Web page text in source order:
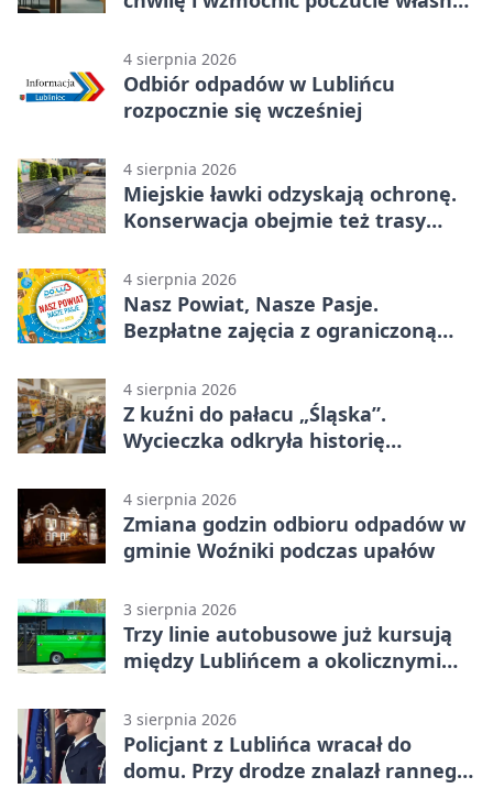
4 sierpnia 2026
Odbiór odpadów w Lublińcu
rozpocznie się wcześniej
4 sierpnia 2026
Miejskie ławki odzyskają ochronę.
Konserwacja obejmie też trasy
4 sierpnia 2026
Nasz Powiat, Nasze Pasje.
Bezpłatne zajęcia z ograniczoną
4 sierpnia 2026
Z kuźni do pałacu „Śląska”.
Wycieczka odkryła historię
4 sierpnia 2026
Zmiana godzin odbioru odpadów w
gminie Woźniki podczas upałów
3 sierpnia 2026
Trzy linie autobusowe już kursują
między Lublińcem a okolicznymi
3 sierpnia 2026
Policjant z Lublińca wracał do
domu. Przy drodze znalazł rannego